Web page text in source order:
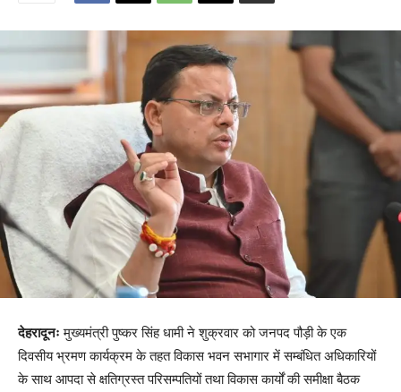
देहरादूनः मुख्यमंत्री पुष्कर सिंह धामी ने शुक्रवार को जनपद पौड़ी के एक
दिवसीय भ्रमण कार्यक्रम के तहत विकास भवन सभागार में सम्बंधित अधिकारियों
के साथ आपदा से क्षतिग्रस्त परिसम्पतियों तथा विकास कार्यों की समीक्षा बैठक